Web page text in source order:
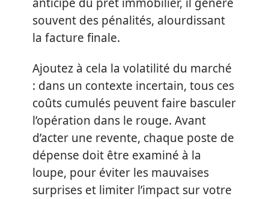
souvent des pénalités, alourdissant
la facture finale.
Ajoutez à cela la volatilité du marché
: dans un contexte incertain, tous ces
coûts cumulés peuvent faire basculer
l’opération dans le rouge. Avant
d’acter une revente, chaque poste de
dépense doit être examiné à la
loupe, pour éviter les mauvaises
surprises et limiter l’impact sur votre